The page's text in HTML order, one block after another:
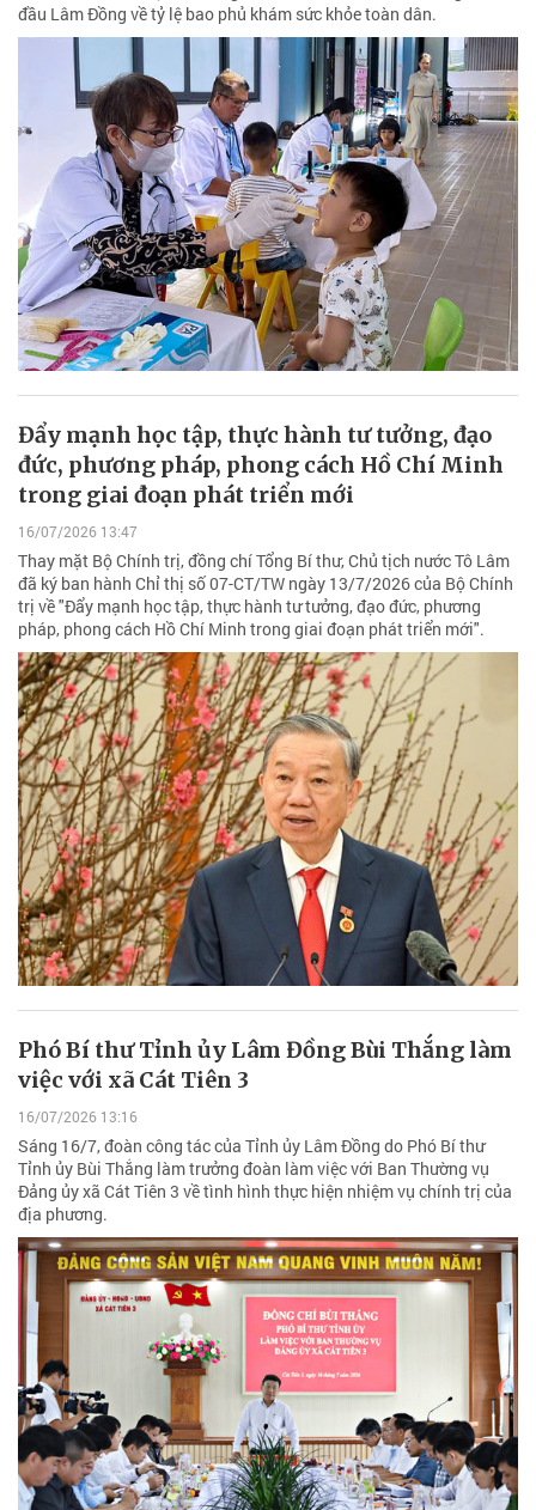
đầu Lâm Đồng về tỷ lệ bao phủ khám sức khỏe toàn dân.
Đẩy mạnh học tập, thực hành tư tưởng, đạo
đức, phương pháp, phong cách Hồ Chí Minh
trong giai đoạn phát triển mới
16/07/2026 13:47
Thay mặt Bộ Chính trị, đồng chí Tổng Bí thư, Chủ tịch nước Tô Lâm
đã ký ban hành Chỉ thị số 07-CT/TW ngày 13/7/2026 của Bộ Chính
trị về "Đẩy mạnh học tập, thực hành tư tưởng, đạo đức, phương
pháp, phong cách Hồ Chí Minh trong giai đoạn phát triển mới".
Phó Bí thư Tỉnh ủy Lâm Đồng Bùi Thắng làm
việc với xã Cát Tiên 3
16/07/2026 13:16
Sáng 16/7, đoàn công tác của Tỉnh ủy Lâm Đồng do Phó Bí thư
Tỉnh ủy Bùi Thắng làm trưởng đoàn làm việc với Ban Thường vụ
Đảng ủy xã Cát Tiên 3 về tình hình thực hiện nhiệm vụ chính trị của
địa phương.